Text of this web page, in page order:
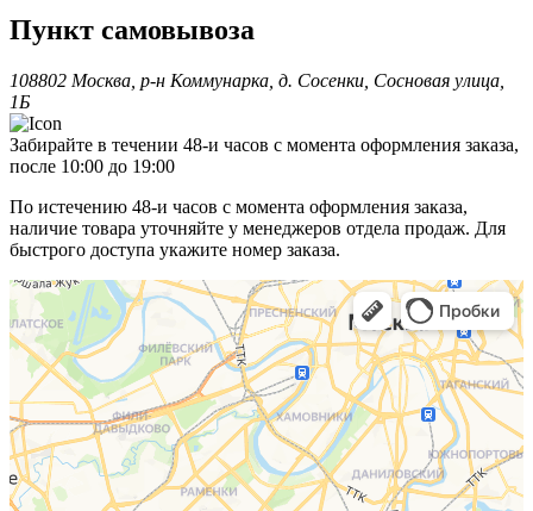
Пункт самовывоза
108802 Москва, р-н Коммунарка, д. Сосенки, Сосновая улица,
1Б
Забирайте в течении 48-и часов с момента оформления заказа,
после 10:00 до 19:00
По истечению 48-и часов с момента оформления заказа,
наличие товара уточняйте у менеджеров отдела продаж. Для
быстрого доступа укажите номер заказа.